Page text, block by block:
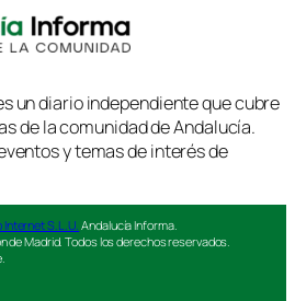
un diario independiente que cubre
de la comunidad de Andalucía.
y temas de interés de
Internet S.L.U. Andalucía Informa.
de Madrid. Todos los derechos reservados.